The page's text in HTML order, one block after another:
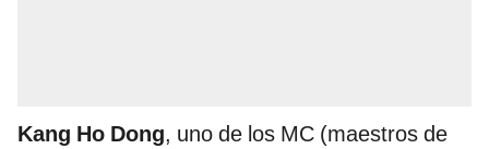
Kang Ho Dong, uno de los MC (maestros de